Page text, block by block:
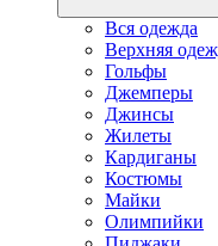
Вся одежда
Верхняя
Гольфы
Джемперы
Джинсы
Жилеты
Кардиганы
Костюмы
Майки
Олимпийки